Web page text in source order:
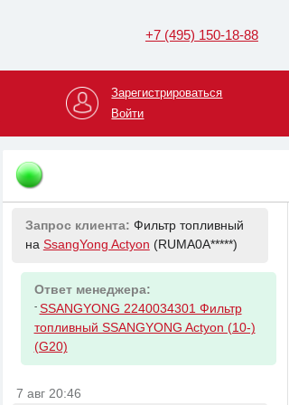
+7 (495) 150-18-88
Зарегистрироваться
Войти
Запрос клиента:Антифриз на
KIA Sportage
(XWEPH8*****)
Запрос клиента: Фильтр топливный
на SsangYong Actyon (RUMA0A*****)
Ответ менеджера:
- SSANGYONG 2240034301 Фильтр
топливный SSANGYONG Actyon (10-)
(G20)
7 авг 20:46